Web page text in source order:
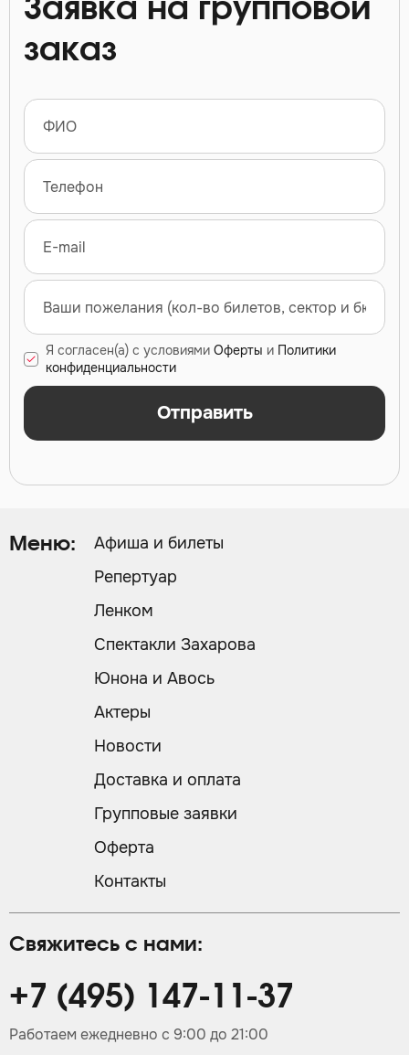
Заявка на групповой
заказ
Я согласен(а) с условиями Оферты и Политики
конфиденциальности
Отправить
Свяжитесь с нами:
+7 (495) 147-11-37
Работаем ежедневно с 9:00 до 21:00
Меню:
Афиша и билеты
Репертуар
Ленком
Спектакли Захарова
Юнона и Авось
Актеры
Новости
Доставка и оплата
Групповые заявки
Оферта
Контакты